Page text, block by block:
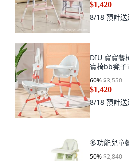
$1,420
8/18 預計送
DIU 寶寶餐
寶椅bb凳子
60%$3,550
$1,420
8/18 預計送
多功能兒童
50%$2,840